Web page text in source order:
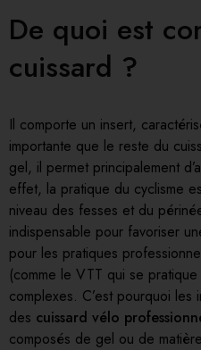
De quoi est
cuissard ?
Il comporte un insert,
importante que le reste du
gel, il permet principalement
effet, la pratique du cyclisme
niveau des fesses et du
indispensable pour favoriser
pour les pratiques
(comme le VTT qui se
complexes. C’est pourquoi les
des cuissard vélo
composés de gel ou de